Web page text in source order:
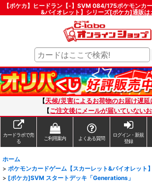
【ポケカ】ヒードラン【-】SVM 084/175ポケモンカ
&バイオレット】シリーズ[ポケカ]通販は
【天候/災害によるお荷物のお届け遅延
【ご注文後にメールが届いていない
カードラボで売
る
ご利用案内 よくある質問
ログイン・新規
登録
ホーム
> ポケモンカードゲーム【スカーレット&バイオレット
> [ポケカ]SVM スタートデッキ「Generations」